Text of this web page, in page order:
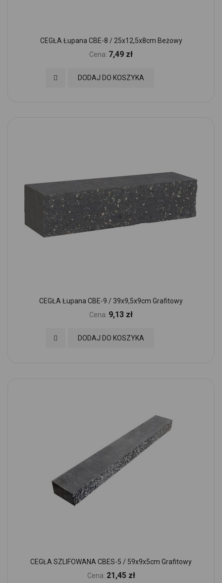
CEGŁA Łupana CBE-8 / 25x12,5x8cm Beżowy
Cena: 7,49 zł
DODAJ DO KOSZYKA
Dodaj do Ulubionych
CEGŁA Łupana CBE-9 / 39x9,5x9cm Grafitowy
Cena: 9,13 zł
DODAJ DO KOSZYKA
Dodaj do Ulubionych
CEGŁA SZLIFOWANA CBES-5 / 59x9x5cm Grafitowy
Cena: 21,45 zł